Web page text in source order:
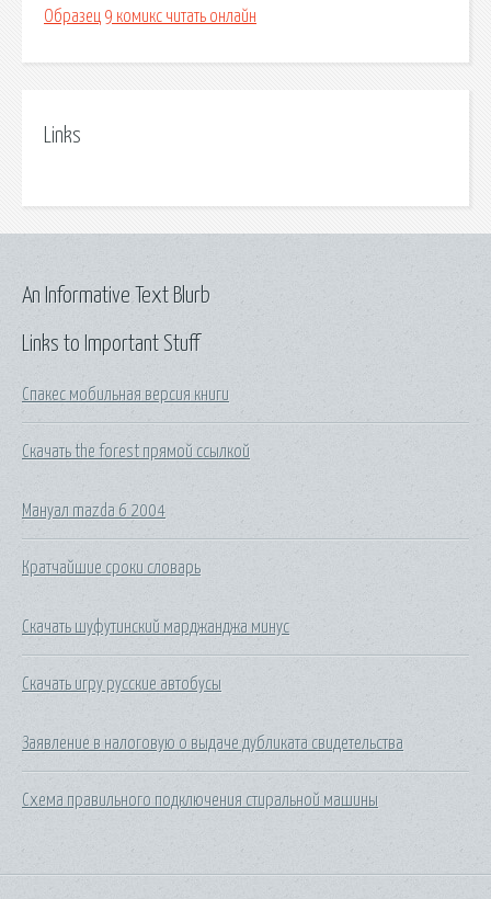
Образец 9 комикс читать онлайн
Links
Links to Important Stuff
Спакес мобильная версия книги
Скачать the forest прямой ссылкой
Мануал mazda 6 2004
Кратчайшие сроки словарь
Скачать шуфутинский марджанджа минус
Скачать игру русские автобусы
Заявление в налоговую о выдаче дубликата свидетельства
Схема правильного подключения стиральной машины
An Informative Text Blurb